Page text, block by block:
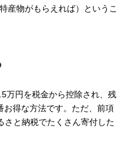
産物がもらえれば）というこ
万円を税金から控除され、残
お得な方法です。ただ、前項
さと納税でたくさん寄付した